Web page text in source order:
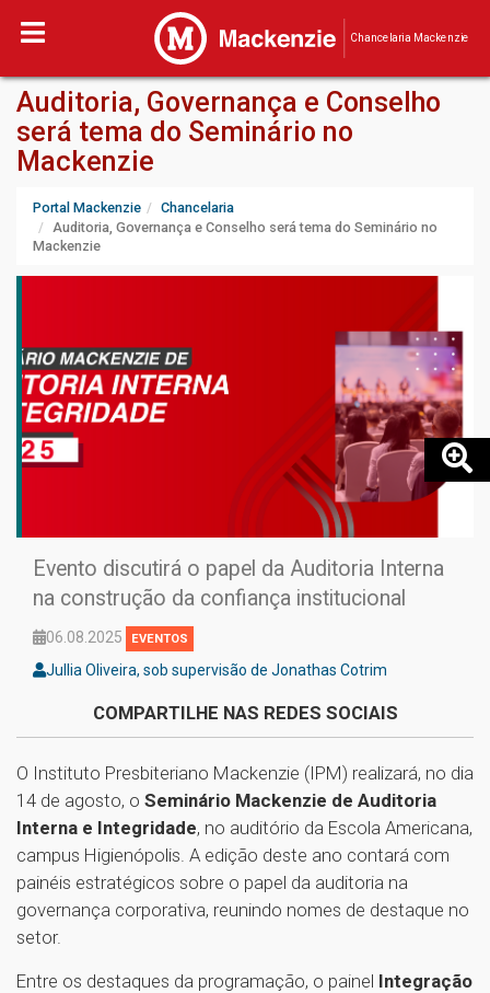
Chancelaria Mackenzie
Auditoria, Governança e Conselho
será tema do Seminário no
Mackenzie
Portal Mackenzie
Chancelaria
Auditoria, Governança e Conselho será tema do Seminário no
Mackenzie
Evento discutirá o papel da Auditoria Interna
na construção da confiança institucional
06.08.2025 EVENTOS
Jullia Oliveira, sob supervisão de Jonathas Cotrim
COMPARTILHE NAS REDES SOCIAIS
O Instituto Presbiteriano Mackenzie (IPM) realizará, no dia
14 de agosto, o Seminário Mackenzie de Auditoria
Interna e Integridade, no auditório da Escola Americana,
campus Higienópolis. A edição deste ano contará com
painéis estratégicos sobre o papel da auditoria na
governança corporativa, reunindo nomes de destaque no
setor.
Entre os destaques da programação, o painel Integração